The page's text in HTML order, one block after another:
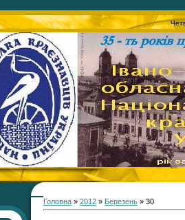
Головна » 2012 » Березень » 30